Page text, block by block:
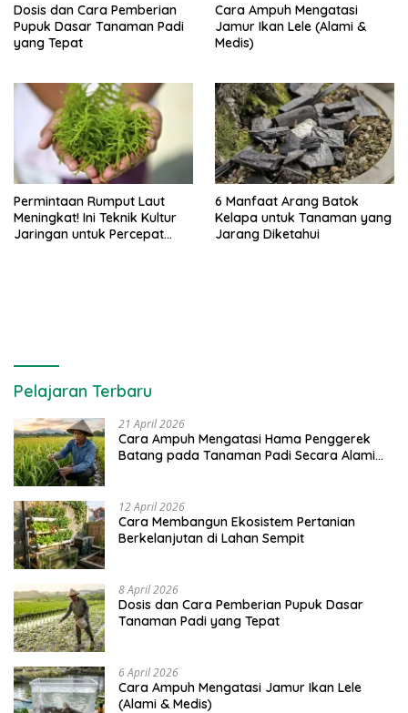
Dosis dan Cara Pemberian
Pupuk Dasar Tanaman Padi
yang Tepat
Cara Ampuh Mengatasi
Jamur Ikan Lele (Alami &
Medis)
Permintaan Rumput Laut
Meningkat! Ini Teknik Kultur
Jaringan untuk Percepat
6 Manfaat Arang Batok
Kelapa untuk Tanaman yang
Jarang Diketahui
Pelajaran Terbaru
21 April 2026
Cara Ampuh Mengatasi Hama Penggerek
Batang pada Tanaman Padi Secara Alami
12 April 2026
Cara Membangun Ekosistem Pertanian
Berkelanjutan di Lahan Sempit
8 April 2026
Dosis dan Cara Pemberian Pupuk Dasar
Tanaman Padi yang Tepat
6 April 2026
Cara Ampuh Mengatasi Jamur Ikan Lele
(Alami & Medis)